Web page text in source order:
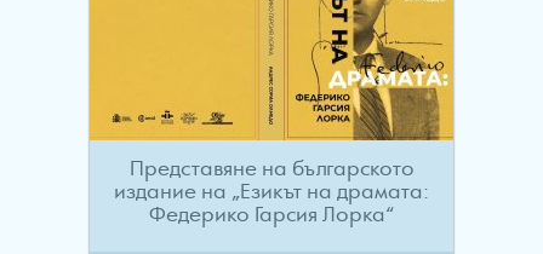
Представяне на българското
издание на „Езикът на драмата:
Федерико Гарсия Лорка“